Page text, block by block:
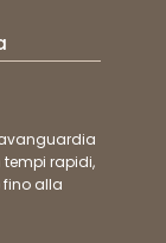
tempi rapidi,
alla